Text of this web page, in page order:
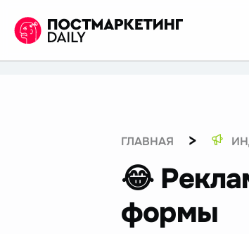
ГЛАВНАЯ >
😂
формы